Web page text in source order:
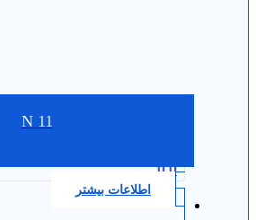
N 11
0.0
اطلاعات بیشتر